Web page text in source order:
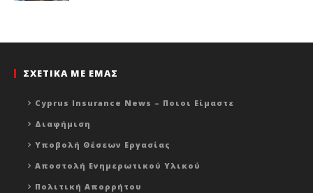
ΣΧΕΤΙΚΑ ΜΕ ΕΜΑΣ
Cyprus Insurance News – Ποιοι Είμαστε
Διαφήμιση
Υποβολή Θέσεων Εργασίας
Αποστολή Ενημερωτικού Υλικού
Πολιτική Απορρήτου